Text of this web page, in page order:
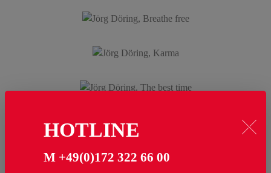
HOTLINE
M +49(0)172 322 66 00